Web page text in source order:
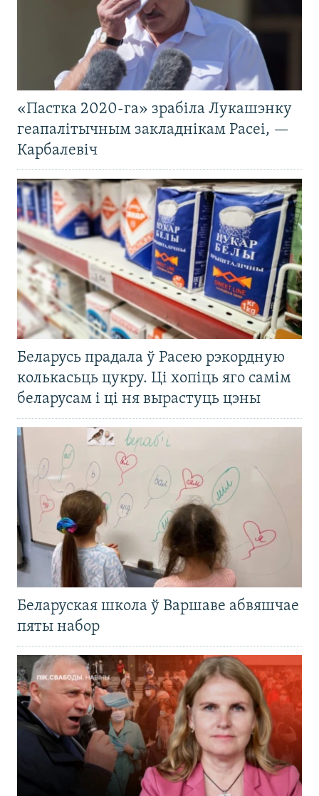
«Пастка 2020-га» зрабіла Лукашэнку
геапалітычным закладнікам Расеі, —
Карбалевіч
Беларусь прадала ў Расею рэкордную
колькасьць цукру. Ці хопіць яго самім
беларусам і ці ня вырастуць цэны
Беларуская школа ў Варшаве абвяшчае
пяты набор